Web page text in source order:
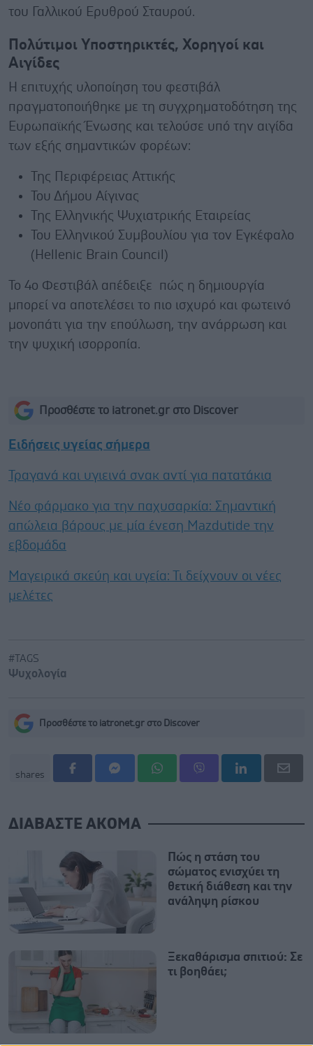
του Γαλλικού Ερυθρού Σταυρού.
Πολύτιμοι Υποστηρικτές, Χορηγοί και
Αιγίδες
Η επιτυχής υλοποίηση του φεστιβάλ
πραγματοποιήθηκε με τη συγχρηματοδότηση της
Ευρωπαϊκής Ένωσης και τελούσε υπό την αιγίδα
των εξής σημαντικών φορέων:
Της Περιφέρειας Αττικής
Του Δήμου Αίγινας
Της Ελληνικής Ψυχιατρικής Εταιρείας
Του Ελληνικού Συμβουλίου για τον Εγκέφαλο
(Hellenic Brain Council)
Το 4ο Φεστιβάλ απέδειξε πώς η δημιουργία
μπορεί να αποτελέσει το πιο ισχυρό και φωτεινό
μονοπάτι για την επούλωση, την ανάρρωση και
την ψυχική ισορροπία.
Προσθέστε το iatronet.gr στο Discover
Ειδήσεις υγείας σήμερα
Τραγανά και υγιεινά σνακ αντί για πατατάκια
Νέο φάρμακο για την παχυσαρκία: Σημαντική
απώλεια βάρους με μία ένεση Mazdutide την
εβδομάδα
Μαγειρικά σκεύη και υγεία: Τι δείχνουν οι νέες
μελέτες
#TAGS
Ψυχολογία
Προσθέστε το iatronet.gr στο Discover
shares
ΔΙΑΒΑΣΤΕ ΑΚΟΜΑ
Πώς η στάση του
σώματος ενισχύει τη
θετική διάθεση και την
ανάληψη ρίσκου
Ξεκαθάρισμα σπιτιού: Σε
τι βοηθάει;